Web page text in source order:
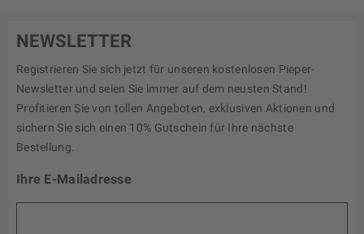
NEWSLETTER
Registrieren Sie sich jetzt für unseren kostenlosen Pieper-
Newsletter und seien Sie immer auf dem neusten Stand!
Profitieren Sie von tollen Angeboten, exklusiven Aktionen und
sichern Sie sich einen 10% Gutschein für Ihre nächste
Bestellung.
Ihre E-Mailadresse